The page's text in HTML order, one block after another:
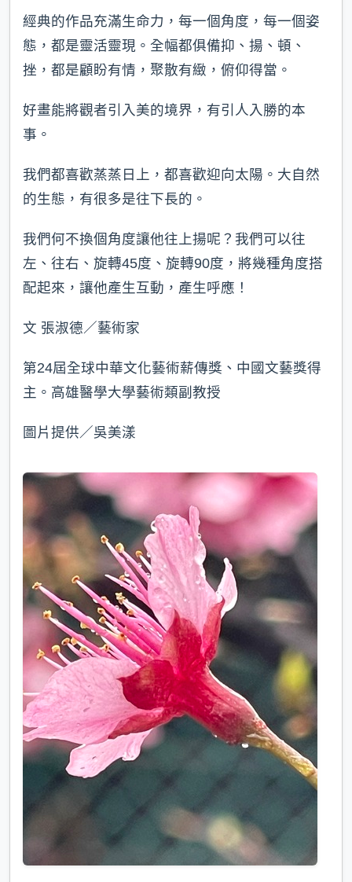
經典的作品充滿生命力，每一個角度，每一個姿
態，都是靈活靈現。全幅都俱備抑、揚、頓、
挫，都是顧盼有情，聚散有緻，俯仰得當。
好畫能將觀者引入美的境界，有引人入勝的本
事。
我們都喜歡蒸蒸日上，都喜歡迎向太陽。大自然
的生態，有很多是往下長的。
我們何不換個角度讓他往上揚呢？我們可以往
左、往右、旋轉45度、旋轉90度，將幾種角度搭
配起來，讓他產生互動，產生呼應！
文 張淑德／藝術家
第24屆全球中華文化藝術薪傳獎、中國文藝獎得
主。高雄醫學大學藝術類副教授
圖片提供／吳美漾